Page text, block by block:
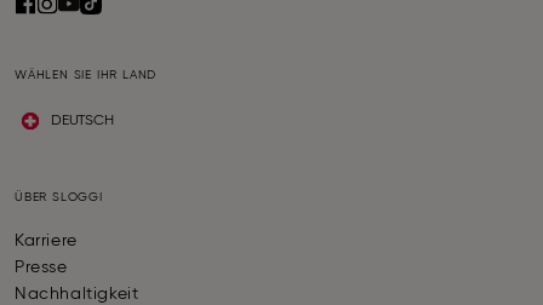
WÄHLEN SIE IHR LAND
DEUTSCH
ÜBER SLOGGI
Karriere
Presse
Nachhaltigkeit